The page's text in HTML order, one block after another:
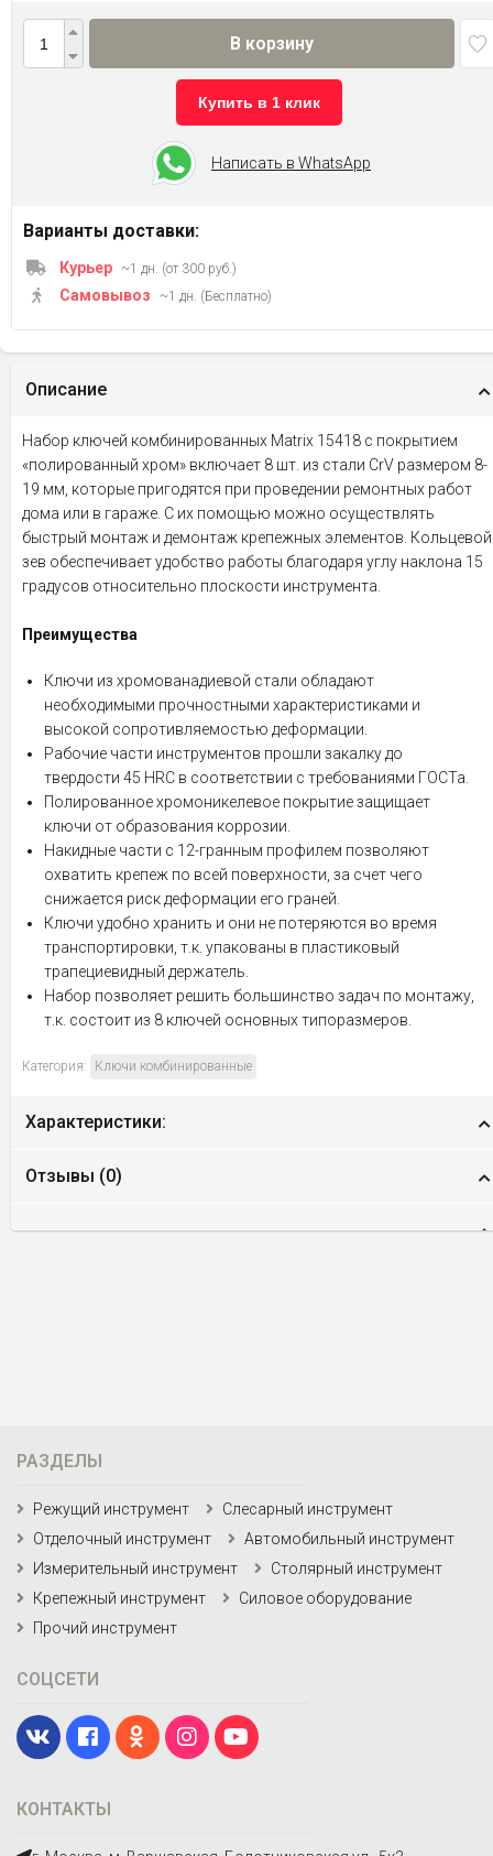
В корзину
Купить в 1 клик
Написать в WhatsApp
Варианты доставки:
Курьер ~1 дн. (от 300 руб.)
Самовывоз ~1 дн. (Бесплатно)
Описание
Набор ключей комбинированных Matrix 15418 с покрытием
«полированный хром» включает 8 шт. из стали CrV размером 8-
19 мм, которые пригодятся при проведении ремонтных работ
дома или в гараже. С их помощью можно осуществлять
быстрый монтаж и демонтаж крепежных элементов. Кольцевой
зев обеспечивает удобство работы благодаря углу наклона 15
градусов относительно плоскости инструмента.
Преимущества
Ключи из хромованадиевой стали обладают
необходимыми прочностными характеристиками и
высокой сопротивляемостью деформации.
Рабочие части инструментов прошли закалку до
твердости 45 HRC в соответствии с требованиями ГОСТа.
Полированное хромоникелевое покрытие защищает
ключи от образования коррозии.
Накидные части с 12-гранным профилем позволяют
охватить крепеж по всей поверхности, за счет чего
снижается риск деформации его граней.
Ключи удобно хранить и они не потеряются во время
транспортировки, т.к. упакованы в пластиковый
трапециевидный держатель.
Набор позволяет решить большинство задач по монтажу,
т.к. состоит из 8 ключей основных типоразмеров.
Категория: Ключи комбинированные
Характеристики:
Отзывы (0)
КОНТАКТЫ
РАЗДЕЛЫ
Режущий инструмент
Слесарный инструмент
Отделочный инструмент
Автомобильный инструмент
Измерительный инструмент
Столярный инструмент
Крепежный инструмент
Силовое оборудование
Прочий инструмент
СОЦСЕТИ